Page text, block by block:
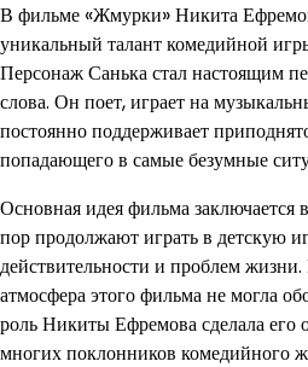
В фильме «Жмурки» Никита
уникальный талант комедийной
Персонаж Санька стал настоящим
слова. Он поет, играет на
постоянно поддерживает
попадающего в самые безумные
Основная идея фильма заключается
пор продолжают играть в детскую
действительности и проблем
атмосфера этого фильма не могла
роль Никиты Ефремова сделала
многих поклонников комедийного